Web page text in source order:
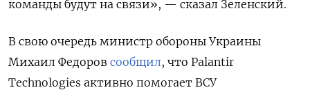
команды будут на связи», — сказал Зеленский.
В свою очередь министр обороны Украины
Михаил Федоров сообщил, что Palantir
Technologies активно помогает ВСУ